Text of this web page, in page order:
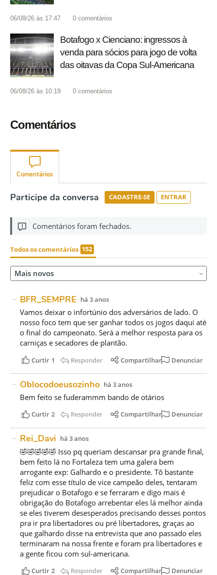
06/08/26 às 17:47 0 comentários
Botafogo x Cienciano: ingressos à
venda para sócios para jogo de volta
das oitavas da Copa Sul-Americana
06/08/26 às 10:19 0 comentários
Comentários